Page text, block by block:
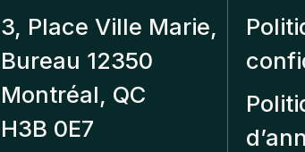
3, Place Ville Marie,
Bureau 12350
Montréal, QC
H3B 0E7